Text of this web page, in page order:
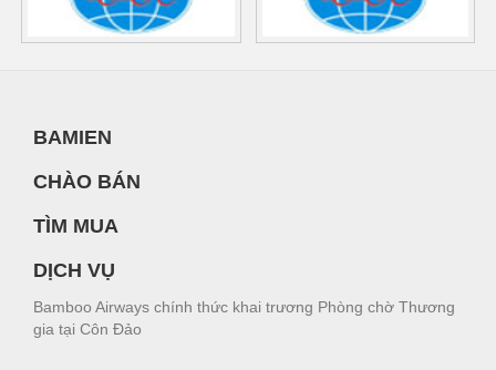
BAMIEN
CHÀO BÁN
TÌM MUA
DỊCH VỤ
Bamboo Airways chính thức khai trương Phòng chờ Thương
gia tại Côn Đảo